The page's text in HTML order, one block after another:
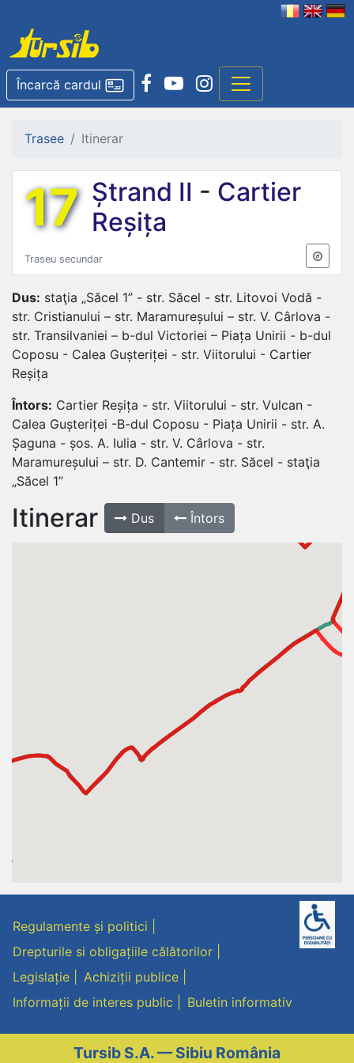
Încarcă cardul
Trasee Itinerar
17 Ștrand II - Cartier
Reșița
Traseu secundar
Dus: staţia „Săcel 1” - str. Săcel - str. Litovoi Vodă -
str. Cristianului – str. Maramureșului – str. V. Cârlova -
str. Transilvaniei – b-dul Victoriei – Piața Unirii - b-dul
Coposu - Calea Gușteriței - str. Viitorului - Cartier
Reșița
Întors: Cartier Reșița - str. Viitorului - str. Vulcan -
Calea Gușteriței -B-dul Coposu - Piața Unirii - str. A.
Șaguna - șos. A. Iulia - str. V. Cârlova - str.
Maramureșului – str. D. Cantemir - str. Săcel - staţia
„Săcel 1”
Itinerar Dus Întors
Regulamente și politici
Drepturile si obligațiile călătorilor
Legislație
Achiziții publice
Informații de interes public
Buletin informativ
Tursib S.A. — Sibiu România